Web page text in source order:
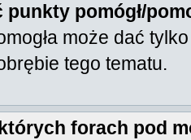
pomógł/
może dać
tego tematu.
forach pod